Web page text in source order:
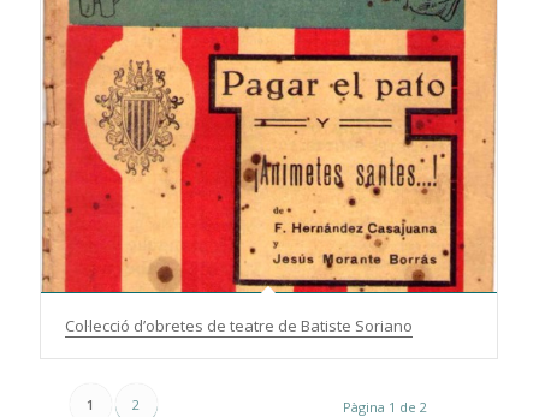
Col·lecció d’obretes de teatre de Batiste Soriano
Pàgina 1 de 2
1 2